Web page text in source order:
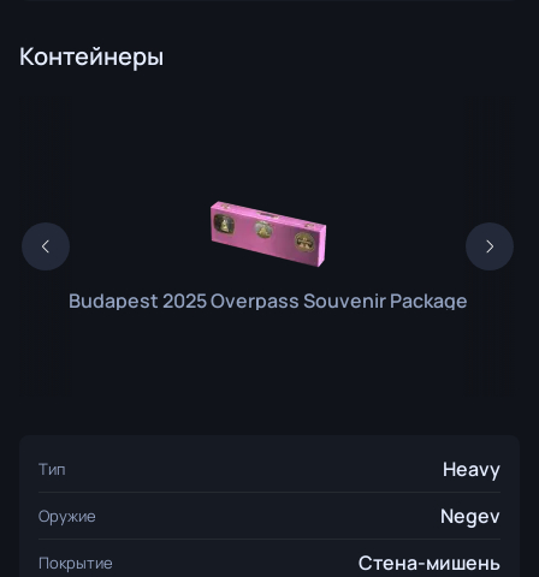
Контейнеры
Budapest 2025 Overpass Souvenir Package
Тип Heavy
Оружие Negev
Покрытие Стена-мишень